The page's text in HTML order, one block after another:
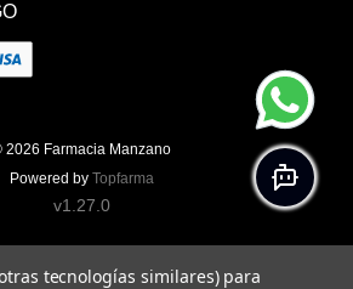
2026 Farmacia Manzano
Powered by Topfarma
v1.27.0
tecnologías similares) para